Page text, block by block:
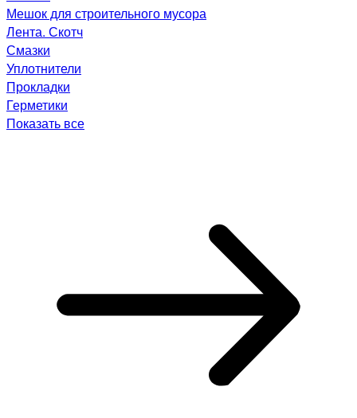
Мешок для строительного мусора
Лента. Скотч
Смазки
Уплотнители
Прокладки
Герметики
Показать все